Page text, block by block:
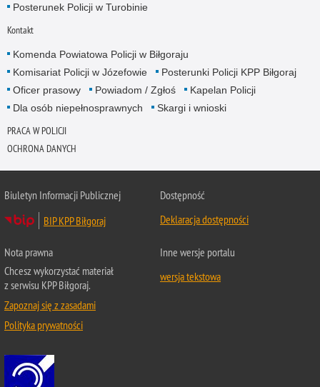
Posterunek Policji w Turobinie
Kontakt
Komenda Powiatowa Policji w Biłgoraju
Komisariat Policji w Józefowie
Posterunki Policji KPP Biłgoraj
Oficer prasowy
Powiadom / Zgłoś
Kapelan Policji
Dla osób niepełnosprawnych
Skargi i wnioski
PRACA W POLICJI
OCHRONA DANYCH
Biuletyn Informacji Publicznej
BIP KPP Biłgoraj
Dostępność
Deklaracja dostępności
Nota prawna
Chcesz wykorzystać materiał
z serwisu KPP Biłgoraj.
Zapoznaj się z zasadami
Polityka prywatności
Inne wersje portalu
wersja tekstowa